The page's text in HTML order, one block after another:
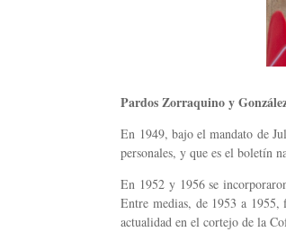
Pardos Zorraquino y
En 1949, bajo el mandato de
personales, y que es el boletín
En 1952 y 1956 se
Entre medias, de 1953 a
actualidad en el cortejo de la